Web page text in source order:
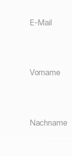
E-Mail
Vorname
Nachname